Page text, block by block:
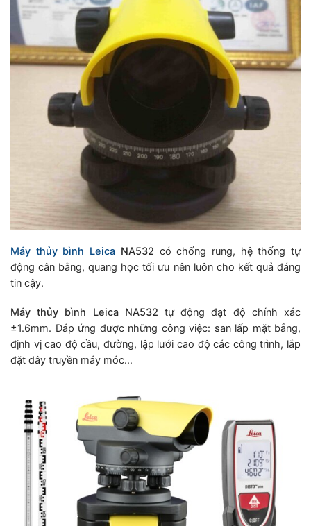
Máy thủy bình Leica NA532 có chống rung, hệ thống tự
động cân bằng, quang học tối ưu nên luôn cho kết quả đáng
tin cậy.
Máy thủy bình Leica NA532 tự động đạt độ chính xác
±1.6mm. Đáp ứng được những công việc: san lấp mặt bẳng,
định vị cao độ cầu, đường, lập lưới cao độ các công trình, lắp
đặt dây truyền máy móc…